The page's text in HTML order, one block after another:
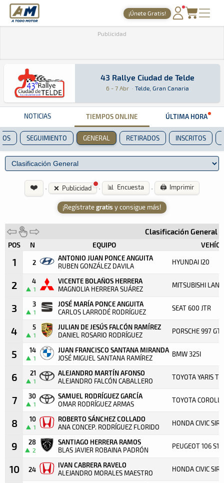
A Todo Motor · Revista del motor desde 1999
¡Únete Gratis!
NOTICIAS
AGENDA
GALERÍAS
TIENDA
ARCHIVO
Publicidad
43 Rallye Ciudad de Telde
43 Rallye Ciudad de Telde
6 - 7 Abr · Telde, Gran Canaria
Rally · 43 Rallye Ciudad de Telde: Aquí
Telde, Gran CanariaTelde, Gran Canaria
NOTICIAS TIEMPOS ONLINE ÚLTIMA HORA
SEGUIMIENTO GENERAL RETIRADOS INSCRITOS
❤️ · ❌ Publicidad · 📊 Encuesta · 🖨️ Imprimir
¡Regístrategratis y consigue más!
Clasificación General
POS N EQUIPO
1 2
ANTONIO JUAN PONCE ANGUITA
RUBEN GONZÁLEZ DAVILA HYUNDAI I20
2 4
1
VICENTE BOLAÑOS HERRERA
MAGNOLIA HERRERA SUÁREZ MITSUBISHI
3 3
1
JOSÉ MARÍA PONCE ANGUITA
CARLOS LARRODÉ RODRÍGUEZ SEAT 600 JTR
4 5
1
JULIAN DE JESÚS FALCÓN RAMÍREZ
DANIEL ROSARIO RODRÍGUEZ PORSCHE 997
5 14
1
JUAN FRANCISCO SANTANA MIRANDA
JOSÉ MIGUEL SANTANA RAMÍREZ BMW 325I
6 21
1
ALEJANDRO MARTÍN AFONSO
ALEJANDRO FALCÓN CABALLERO TOYOTA YARIS T-
7 30
1
SAMUEL RODRÍGUEZ GARCÍA
OMAR RODRÍGUEZ ARMAS TOYOTA
8 10
1
ROBERTO SÁNCHEZ COLLADO
ANA CONCEP. RODRÍGUEZ FLORIDO HONDA CIVIC SIR
9 28
2
SANTIAGO HERRERA RAMOS
BLAS JAVIER ROBAINA PADRÓN PEUGEOT 106 S16
10 24
IVAN CABRERA RAVELO
ALEJANDRO MORALES MAESTRO HONDA CIVIC SIR